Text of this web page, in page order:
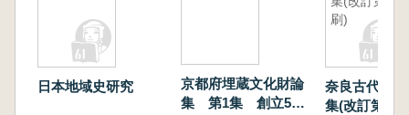
日本地域史研究
京都府埋蔵文化財論
集 第1集 創立5周
刷)
奈良古代史
集(改訂第1刷)